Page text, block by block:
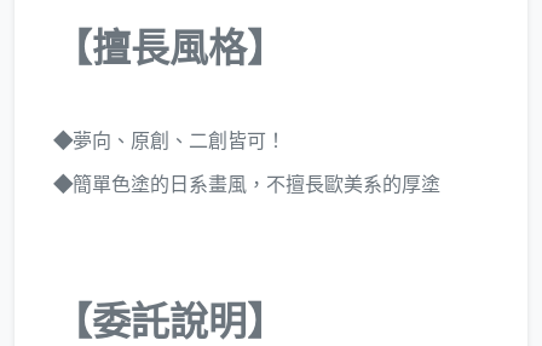
【擅長風格】
◆夢向、原創、二創皆可！
◆簡單色塗的日系畫風，不擅長歐美系的厚塗
【委託說明】